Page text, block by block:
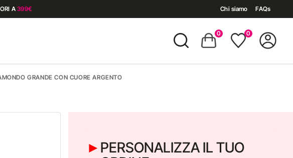
A399€ Chi siamo FAQs
0 0
GRANDE CON CUORE ARGENTO
PERSONALIZZA IL TUO